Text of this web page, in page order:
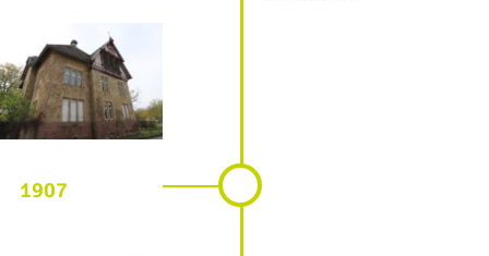
1907